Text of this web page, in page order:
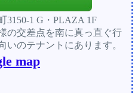
3150-1 G・PLAZA 1F
の交差点を南に真っ直ぐ行
いのテナントにあります。
map